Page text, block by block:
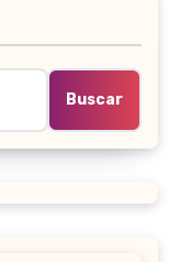
Buscar